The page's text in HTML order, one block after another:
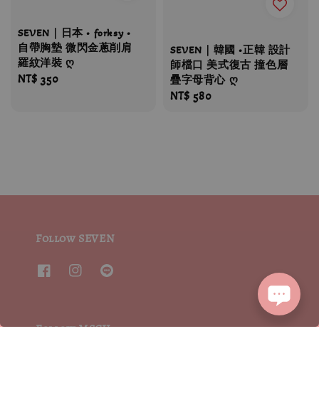
SEVEN｜日本 • forksy •
自帶胸墊 微閃金蔥削肩
羅紋洋裝 ღ
Regular
NT$ 350
SEVEN｜韓國 •正韓 設計
師檔口 美式復古 撞色層
疊字母背心 ღ
Regular
NT$ 580
Follow SEVEN
Follow MSCV